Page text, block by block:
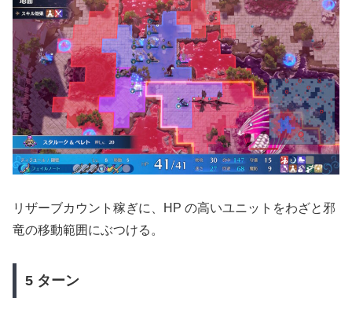
リザーブカウント稼ぎに、HP の高いユニットをわざと邪
竜の移動範囲にぶつける。
5 ターン